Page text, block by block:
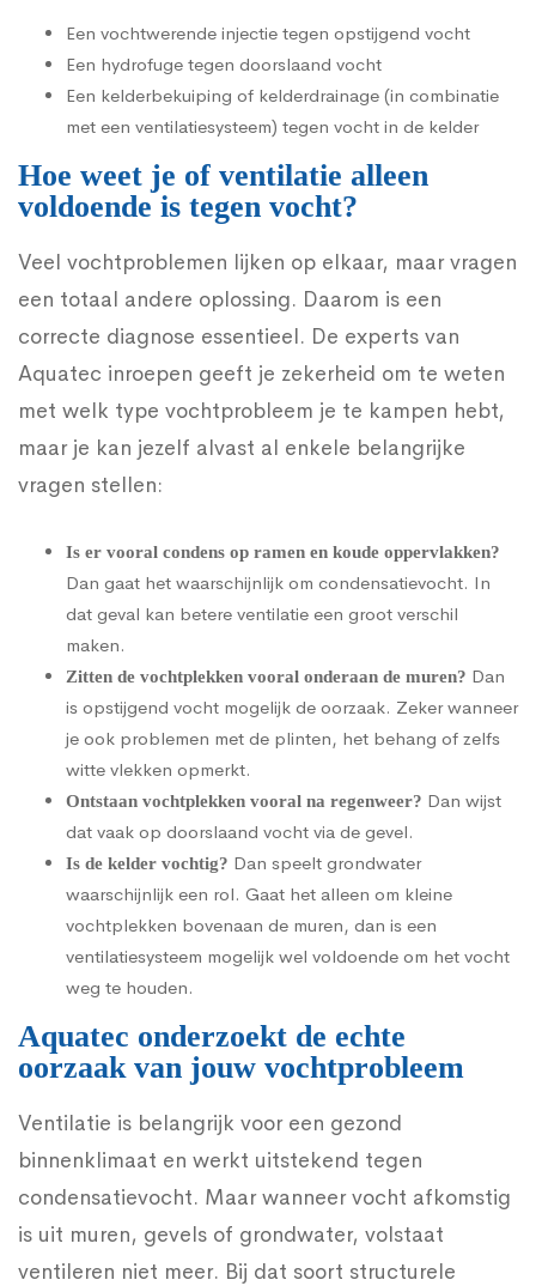
Een vochtwerende injectie tegen opstijgend vocht
Een hydrofuge tegen doorslaand vocht
Een kelderbekuiping of kelderdrainage (in combinatie
met een ventilatiesysteem) tegen vocht in de kelder
Hoe weet je of ventilatie alleen
voldoende is tegen vocht?
Veel vochtproblemen lijken op elkaar, maar vragen
een totaal andere oplossing. Daarom is een
correcte diagnose essentieel. De experts van
Aquatec inroepen geeft je zekerheid om te weten
met welk type vochtprobleem je te kampen hebt,
maar je kan jezelf alvast al enkele belangrijke
vragen stellen:
Is er vooral condens op ramen en koude oppervlakken?
Dan gaat het waarschijnlijk om condensatievocht. In
dat geval kan betere ventilatie een groot verschil
maken.
Zitten de vochtplekken vooral onderaan de muren? Dan
is opstijgend vocht mogelijk de oorzaak. Zeker wanneer
je ook problemen met de plinten, het behang of zelfs
witte vlekken opmerkt.
Ontstaan vochtplekken vooral na regenweer? Dan wijst
dat vaak op doorslaand vocht via de gevel.
Is de kelder vochtig? Dan speelt grondwater
waarschijnlijk een rol. Gaat het alleen om kleine
vochtplekken bovenaan de muren, dan is een
ventilatiesysteem mogelijk wel voldoende om het vocht
weg te houden.
Aquatec onderzoekt de echte
oorzaak van jouw vochtprobleem
Ventilatie is belangrijk voor een gezond
binnenklimaat en werkt uitstekend tegen
condensatievocht. Maar wanneer vocht afkomstig
is uit muren, gevels of grondwater, volstaat
ventileren niet meer. Bij dat soort structurele